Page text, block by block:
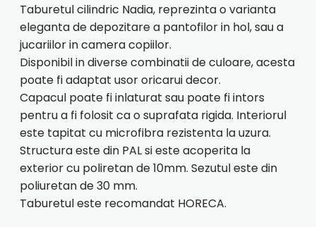
Taburetul cilindric Nadia, reprezinta o varianta
eleganta de depozitare a pantofilor in hol, sau a
jucariilor in camera copiilor.
Disponibil in diverse combinatii de culoare, acesta
poate fi adaptat usor oricarui decor.
Capacul poate fi inlaturat sau poate fi intors
pentru a fi folosit ca o suprafata rigida. Interiorul
este tapitat cu microfibra rezistenta la uzura.
Structura este din PAL si este acoperita la
exterior cu poliretan de 10mm. Sezutul este din
poliuretan de 30 mm.
Taburetul este recomandat HORECA.